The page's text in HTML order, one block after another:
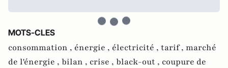
MOTS-CLES
consommation , énergie , électricité , tarif , marché
de l'énergie , bilan , crise , black-out , coupure de